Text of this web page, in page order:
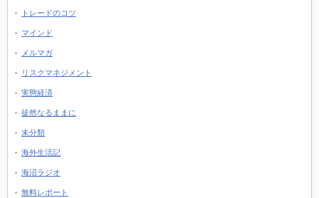
トレードのコツ
マインド
メルマガ
リスクマネジメント
実態経済
徒然なるままに
未分類
海外生活記
海沼ラジオ
無料レポート